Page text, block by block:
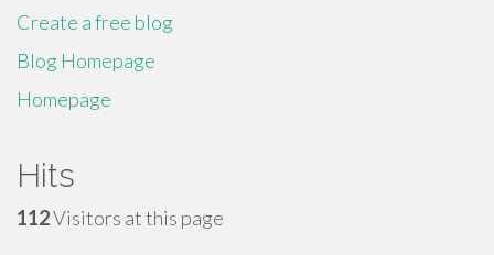
Create a free blog
Blog Homepage
Homepage
Hits
112Visitors at this page